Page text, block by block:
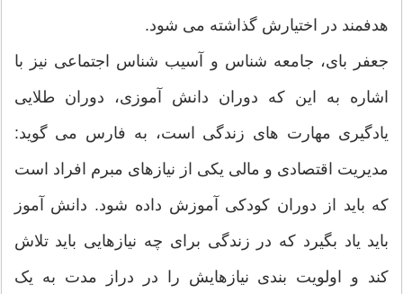
هدفمند در اختیارش گذاشته می شود.
جعفر بای، جامعه شناس و آسیب شناس اجتماعی نیز با
اشاره به این که دوران دانش آموزی، دوران طلایی
یادگیری مهارت های زندگی است، به فارس می گوید:
مدیریت اقتصادی و مالی یکی از نیازهای مبرم افراد است
که باید از دوران کودکی آموزش داده شود. دانش آموز
باید یاد بگیرد که در زندگی برای چه نیازهایی باید تلاش
کند و اولویت بندی نیازهایش را در دراز مدت به یک